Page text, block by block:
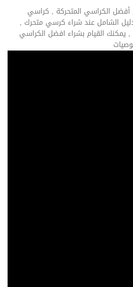
الكراسي المتحركة , كراسي
الشامل عند شراء كرسي متحرك ,
القيام بشراء افضل الكراسي